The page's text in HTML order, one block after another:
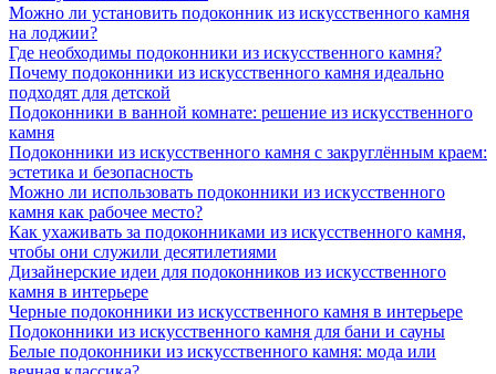
Можно ли установить подоконник из искусственного камня
на лоджии?
Где необходимы подоконники из искусственного камня?
Почему подоконники из искусственного камня идеально
подходят для детской
Подоконники в ванной комнате: решение из искусственного
камня
Подоконники из искусственного камня с закруглённым краем:
эстетика и безопасность
Можно ли использовать подоконники из искусственного
камня как рабочее место?
Как ухаживать за подоконниками из искусственного камня,
чтобы они служили десятилетиями
Дизайнерские идеи для подоконников из искусственного
камня в интерьере
Черные подоконники из искусственного камня в интерьере
Подоконники из искусственного камня для бани и сауны
Белые подоконники из искусственного камня: мода или